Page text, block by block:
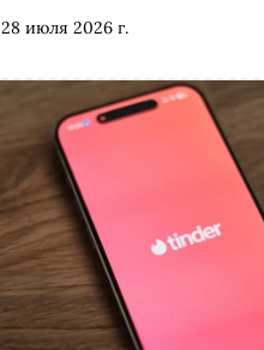
28 июля 2026 г.